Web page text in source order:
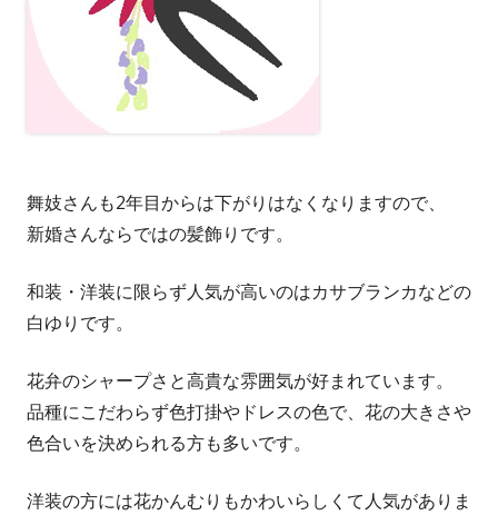
舞妓さんも2年目からは下がりはなくなりますので、
新婚さんならではの髪飾りです。
和装・洋装に限らず人気が高いのはカサブランカなどの
白ゆりです。
花弁のシャープさと高貴な雰囲気が好まれています。
品種にこだわらず色打掛やドレスの色で、花の大きさや
色合いを決められる方も多いです。
洋装の方には花かんむりもかわいらしくて人気がありま